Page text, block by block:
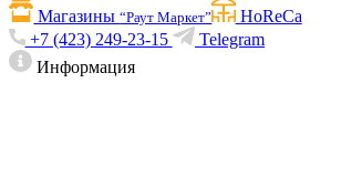
Магазины“Раут Маркет”
HoReCa
+7 (423) 249-23-15
Telegram
Информация